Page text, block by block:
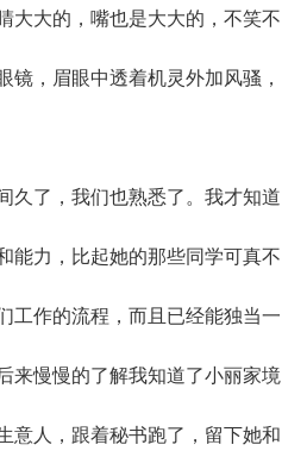
大大的，嘴也是大大的，不笑不
镜，眉眼中透着机灵外加风骚，
了，我们也熟悉了。我才知道
能力，比起她的那些同学可真不
工作的流程，而且已经能独当一
来慢慢的了解我知道了小丽家境
意人，跟着秘书跑了，留下她和